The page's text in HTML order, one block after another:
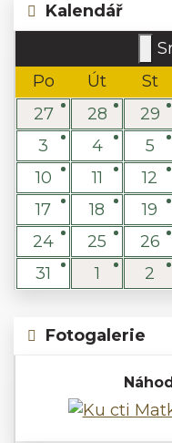
Kalendář
Po
Út St
27
28 29
3
4 5
10
11 12
17
18 19
24
25 26
31
1 2
Fotogalerie